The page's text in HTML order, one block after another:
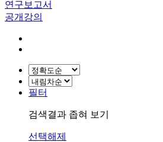
연구보고서
공개강의
필터
검색결과 좁혀 보기
선택해제